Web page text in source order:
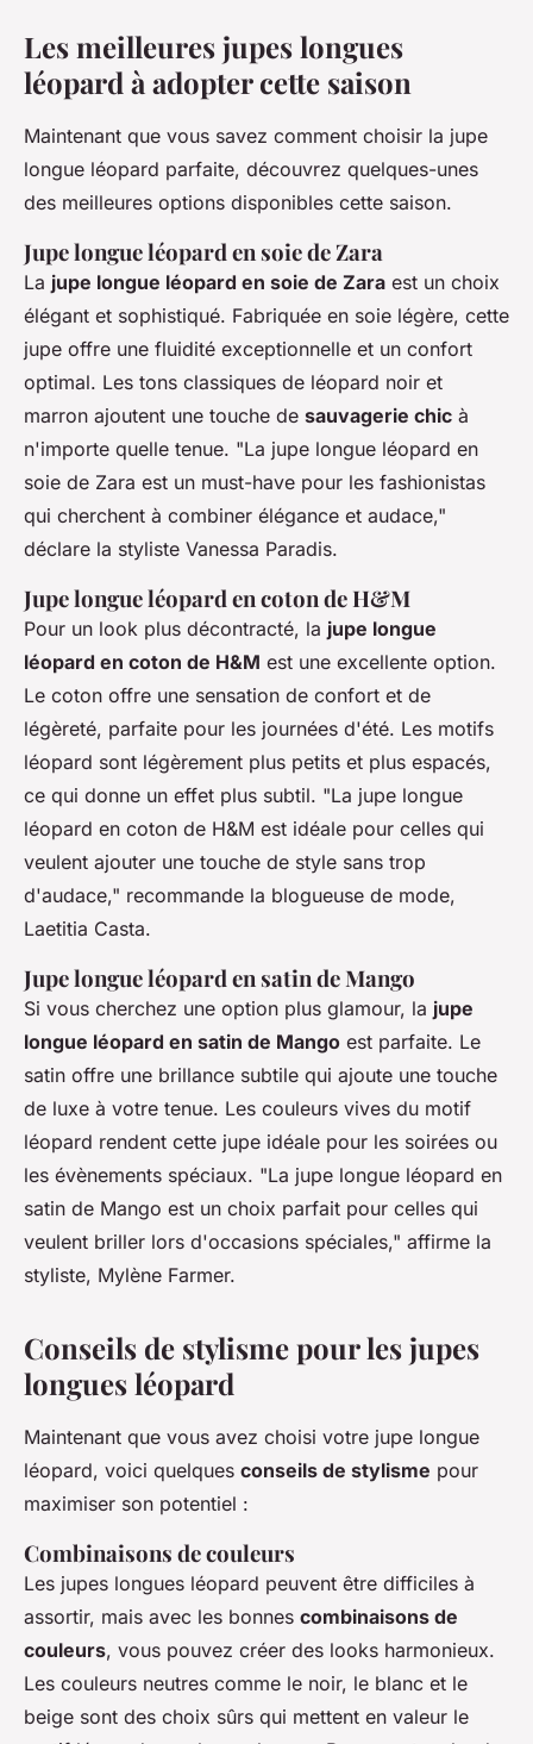
Les meilleures jupes longues
léopard à adopter cette saison
Maintenant que vous savez comment choisir la jupe
longue léopard parfaite, découvrez quelques-unes
des meilleures options disponibles cette saison.
Jupe longue léopard en soie de Zara
La jupe longue léopard en soie de Zara est un choix
élégant et sophistiqué. Fabriquée en soie légère, cette
jupe offre une fluidité exceptionnelle et un confort
optimal. Les tons classiques de léopard noir et
marron ajoutent une touche de sauvagerie chic à
n'importe quelle tenue. "La jupe longue léopard en
soie de Zara est un must-have pour les fashionistas
qui cherchent à combiner élégance et audace,"
déclare la styliste Vanessa Paradis.
Jupe longue léopard en coton de H&M
Pour un look plus décontracté, la jupe longue
léopard en coton de H&M est une excellente option.
Le coton offre une sensation de confort et de
légèreté, parfaite pour les journées d'été. Les motifs
léopard sont légèrement plus petits et plus espacés,
ce qui donne un effet plus subtil. "La jupe longue
léopard en coton de H&M est idéale pour celles qui
veulent ajouter une touche de style sans trop
d'audace," recommande la blogueuse de mode,
Laetitia Casta.
Jupe longue léopard en satin de Mango
Si vous cherchez une option plus glamour, la jupe
longue léopard en satin de Mango est parfaite. Le
satin offre une brillance subtile qui ajoute une touche
de luxe à votre tenue. Les couleurs vives du motif
léopard rendent cette jupe idéale pour les soirées ou
les évènements spéciaux. "La jupe longue léopard en
satin de Mango est un choix parfait pour celles qui
veulent briller lors d'occasions spéciales," affirme la
styliste, Mylène Farmer.
Conseils de stylisme pour les jupes
longues léopard
Maintenant que vous avez choisi votre jupe longue
léopard, voici quelques conseils de stylisme pour
maximiser son potentiel :
Combinaisons de couleurs
Les jupes longues léopard peuvent être difficiles à
assortir, mais avec les bonnes combinaisons de
couleurs, vous pouvez créer des looks harmonieux.
Les couleurs neutres comme le noir, le blanc et le
beige sont des choix sûrs qui mettent en valeur le